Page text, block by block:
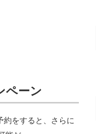
ペーン
をすると、さらに